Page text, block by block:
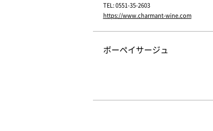
TEL: 0551-35-2603
https://www.charmant-wine.com
ボーペイサージュ